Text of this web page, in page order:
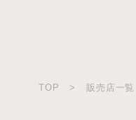
TOP > 販売店一覧